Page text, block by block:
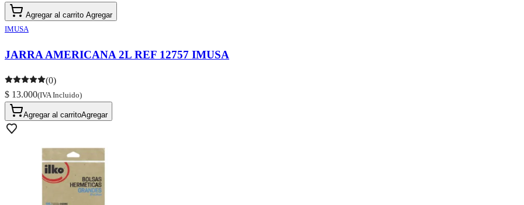
Agregar al carrito Agregar
IMUSA
JARRA AMERICANA 2L REF 12757 IMUSA
(0)
$ 13.000(IVA Incluido)
Agregar al carritoAgregar